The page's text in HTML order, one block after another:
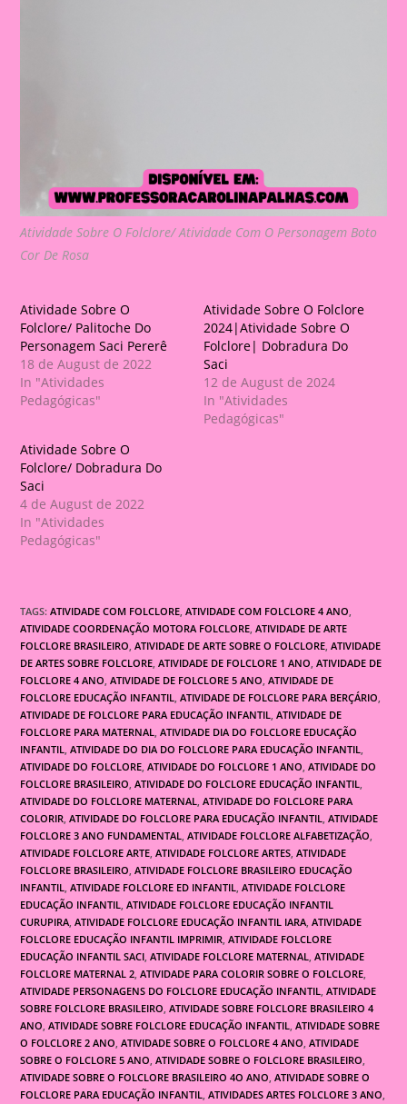
Atividade Sobre O Folclore/ Atividade Com O Personagem Boto
Cor De Rosa
Atividade Sobre O
Folclore/ Palitoche Do
Personagem Saci Pererê
18 de August de 2022
In "Atividades
Pedagógicas"
Atividade Sobre O Folclore
2024|Atividade Sobre O
Folclore| Dobradura Do
Saci
12 de August de 2024
In "Atividades
Pedagógicas"
Atividade Sobre O
Folclore/ Dobradura Do
Saci
4 de August de 2022
In "Atividades
Pedagógicas"
TAGS:ATIVIDADE COM FOLCLORE, ATIVIDADE COM FOLCLORE 4 ANO,
ATIVIDADE COORDENAÇÃO MOTORA FOLCLORE, ATIVIDADE DE ARTE
FOLCLORE BRASILEIRO, ATIVIDADE DE ARTE SOBRE O FOLCLORE, ATIVIDADE
DE ARTES SOBRE FOLCLORE, ATIVIDADE DE FOLCLORE 1 ANO, ATIVIDADE DE
FOLCLORE 4 ANO, ATIVIDADE DE FOLCLORE 5 ANO, ATIVIDADE DE
FOLCLORE EDUCAÇÃO INFANTIL, ATIVIDADE DE FOLCLORE PARA BERÇÁRIO,
ATIVIDADE DE FOLCLORE PARA EDUCAÇÃO INFANTIL, ATIVIDADE DE
FOLCLORE PARA MATERNAL, ATIVIDADE DIA DO FOLCLORE EDUCAÇÃO
INFANTIL, ATIVIDADE DO DIA DO FOLCLORE PARA EDUCAÇÃO INFANTIL,
ATIVIDADE DO FOLCLORE, ATIVIDADE DO FOLCLORE 1 ANO, ATIVIDADE DO
FOLCLORE BRASILEIRO, ATIVIDADE DO FOLCLORE EDUCAÇÃO INFANTIL,
ATIVIDADE DO FOLCLORE MATERNAL, ATIVIDADE DO FOLCLORE PARA
COLORIR, ATIVIDADE DO FOLCLORE PARA EDUCAÇÃO INFANTIL, ATIVIDADE
FOLCLORE 3 ANO FUNDAMENTAL, ATIVIDADE FOLCLORE ALFABETIZAÇÃO,
ATIVIDADE FOLCLORE ARTE, ATIVIDADE FOLCLORE ARTES, ATIVIDADE
FOLCLORE BRASILEIRO, ATIVIDADE FOLCLORE BRASILEIRO EDUCAÇÃO
INFANTIL, ATIVIDADE FOLCLORE ED INFANTIL, ATIVIDADE FOLCLORE
EDUCAÇÃO INFANTIL, ATIVIDADE FOLCLORE EDUCAÇÃO INFANTIL
CURUPIRA, ATIVIDADE FOLCLORE EDUCAÇÃO INFANTIL IARA, ATIVIDADE
FOLCLORE EDUCAÇÃO INFANTIL IMPRIMIR, ATIVIDADE FOLCLORE
EDUCAÇÃO INFANTIL SACI, ATIVIDADE FOLCLORE MATERNAL, ATIVIDADE
FOLCLORE MATERNAL 2, ATIVIDADE PARA COLORIR SOBRE O FOLCLORE,
ATIVIDADE PERSONAGENS DO FOLCLORE EDUCAÇÃO INFANTIL, ATIVIDADE
SOBRE FOLCLORE BRASILEIRO, ATIVIDADE SOBRE FOLCLORE BRASILEIRO 4
ANO, ATIVIDADE SOBRE FOLCLORE EDUCAÇÃO INFANTIL, ATIVIDADE SOBRE
O FOLCLORE 2 ANO, ATIVIDADE SOBRE O FOLCLORE 4 ANO, ATIVIDADE
SOBRE O FOLCLORE 5 ANO, ATIVIDADE SOBRE O FOLCLORE BRASILEIRO,
ATIVIDADE SOBRE O FOLCLORE BRASILEIRO 4O ANO, ATIVIDADE SOBRE O
FOLCLORE PARA EDUCAÇÃO INFANTIL, ATIVIDADES ARTES FOLCLORE 3 ANO,